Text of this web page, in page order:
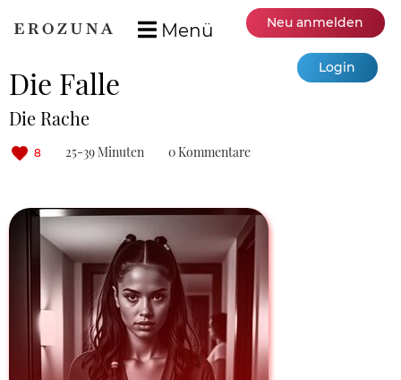
Menü Neu anmelden
Login
Die Falle
Die Rache
8 25-39 Minuten 0 Kommentare